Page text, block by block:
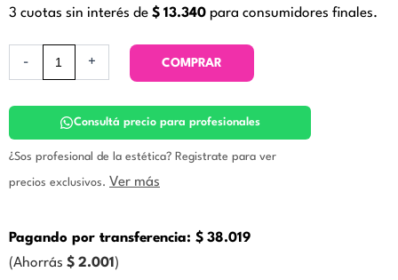
3 cuotas sin interés de $ 13.340 para consumidores finales.
-
Zine
cantidad
+ COMPRAR
Consultá precio para profesionales
¿Sos profesional de la estética? Registrate para ver
precios exclusivos. Ver más
Pagando por transferencia: $ 38.019
(Ahorrás $ 2.001 )